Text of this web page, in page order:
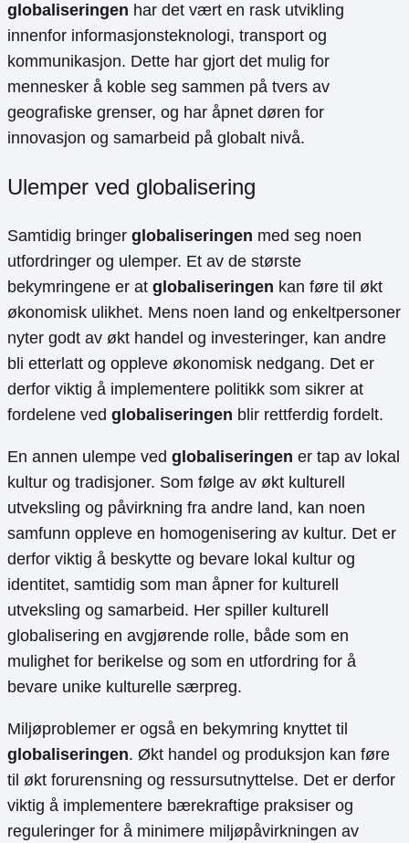
globaliseringen har det vært en rask utvikling
innenfor informasjonsteknologi, transport og
kommunikasjon. Dette har gjort det mulig for
mennesker å koble seg sammen på tvers av
geografiske grenser, og har åpnet døren for
innovasjon og samarbeid på globalt nivå.
Ulemper ved globalisering
Samtidig bringer globaliseringen med seg noen
utfordringer og ulemper. Et av de største
bekymringene er at globaliseringen kan føre til økt
økonomisk ulikhet. Mens noen land og enkeltpersoner
nyter godt av økt handel og investeringer, kan andre
bli etterlatt og oppleve økonomisk nedgang. Det er
derfor viktig å implementere politikk som sikrer at
fordelene ved globaliseringen blir rettferdig fordelt.
En annen ulempe ved globaliseringen er tap av lokal
kultur og tradisjoner. Som følge av økt kulturell
utveksling og påvirkning fra andre land, kan noen
samfunn oppleve en homogenisering av kultur. Det er
derfor viktig å beskytte og bevare lokal kultur og
identitet, samtidig som man åpner for kulturell
utveksling og samarbeid. Her spiller kulturell
globalisering en avgjørende rolle, både som en
mulighet for berikelse og som en utfordring for å
bevare unike kulturelle særpreg.
Miljøproblemer er også en bekymring knyttet til
globaliseringen. Økt handel og produksjon kan føre
til økt forurensning og ressursutnyttelse. Det er derfor
viktig å implementere bærekraftige praksiser og
reguleringer for å minimere miljøpåvirkningen av